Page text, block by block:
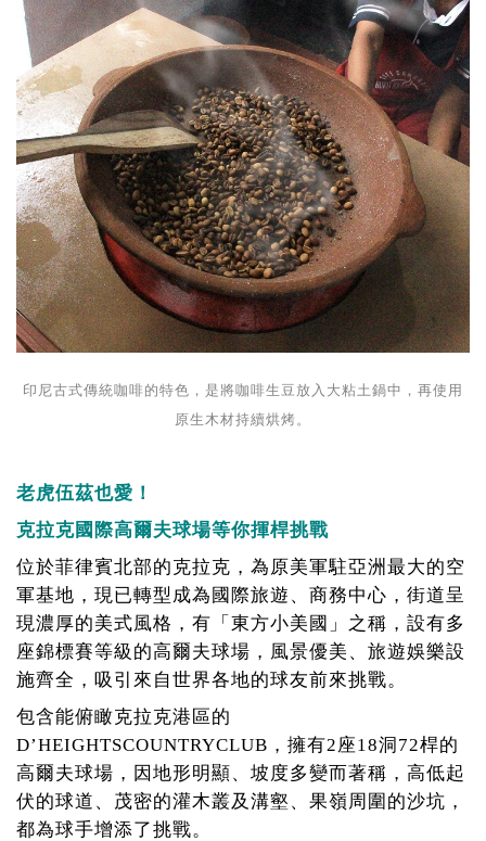
印尼古式傳統咖啡的特色，是將咖啡生豆放入大粘土鍋中，再使用
原生木材持續烘烤。
老虎伍茲也愛！
克拉克國際高爾夫球場等你揮桿挑戰
位於菲律賓北部的克拉克，為原美軍駐亞洲最大的空
軍基地，現已轉型成為國際旅遊、商務中心，街道呈
現濃厚的美式風格，有「東方小美國」之稱，設有多
座錦標賽等級的高爾夫球場，風景優美、旅遊娛樂設
施齊全，吸引來自世界各地的球友前來挑戰。
包含能俯瞰克拉克港區的
D’HEIGHTSCOUNTRYCLUB，擁有2座18洞72桿的
高爾夫球場，因地形明顯、坡度多變而著稱，高低起
伏的球道、茂密的灌木叢及溝壑、果嶺周圍的沙坑，
都為球手增添了挑戰。